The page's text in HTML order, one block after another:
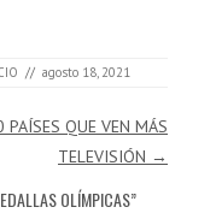
// agosto 18, 2021
PAÍSES QUE VEN MÁS
TELEVISIÓN →
OLÍMPICAS”